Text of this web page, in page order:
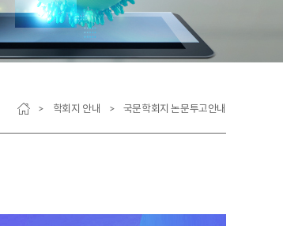
> 학회지 안내 > 국문학회지 논문투고안내